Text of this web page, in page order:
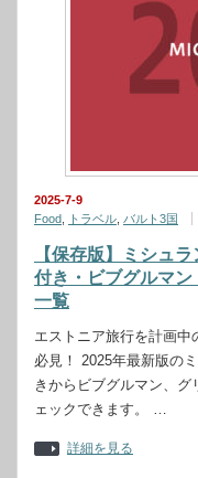
2025-7-9
Food
トラベル バルト3国
【保存版】ミシュ
付き・ビブグルマ
一覧
エストニア旅行を計画
必見！ 2025年最新版の
きからビブグルマン、
ェックできます。 …
詳細を見る